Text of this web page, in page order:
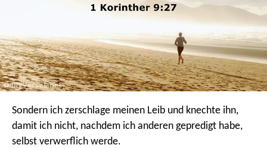
Sondern ich zerschlage meinen Leib und knechte ihn,
damit ich nicht, nachdem ich anderen gepredigt habe,
selbst verwerflich werde.